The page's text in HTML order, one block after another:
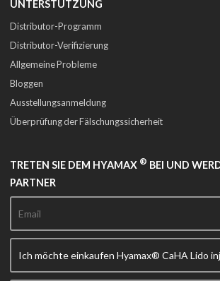
UNTERSTÜTZUNG
Distributor-Programm
Distributor-Verifizierung
Allgemeine Probleme
Bloggen
Ausstellungsanmeldung
Überprüfung der Fälschungssicherheit
TRETEN SIE DEM HYAMAX ® BEI UND
PARTNER